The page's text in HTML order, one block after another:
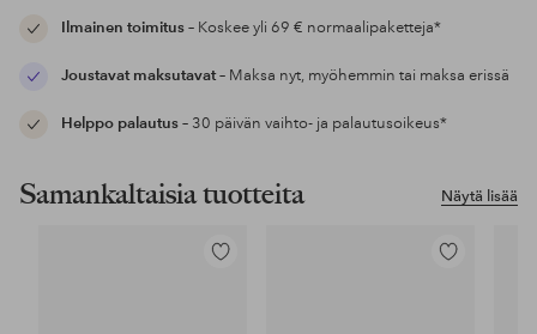
Ilmainen toimitus– Koskee yli 69 € normaalipaketteja*
Joustavat maksutavat– Maksa nyt, myöhemmin tai maksa erissä
Helppo palautus– 30 päivän vaihto- ja palautusoikeus*
Näytä lisää
Samankaltaisia tuotteita
Lisää
Lisää